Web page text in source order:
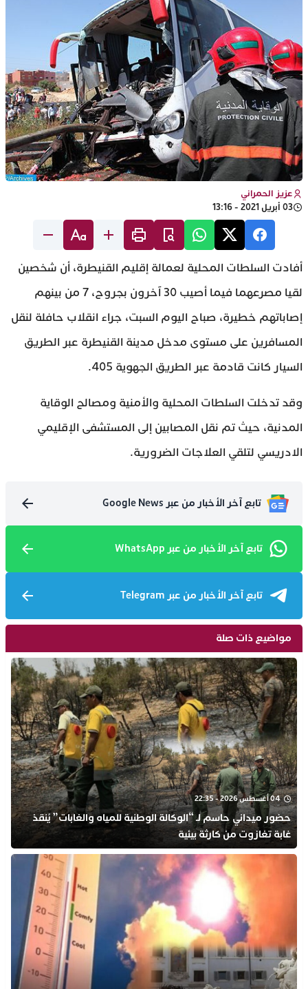
عزيز الحمراني
03 أبريل 2021 - 13:16
أفادت السلطات المحلية لعمالة إقليم القنيطرة، أن شخصين
لقيا مصرعهما فيما أصيب 30 آخرون بجروح، 7 من بينهم
إصاباتهم خطيرة، صباح اليوم السبت، جراء انقلاب حافلة لنقل
المسافرين على مستوى مدخل مدينة القنيطرة عبر الطريق
السيار كانت قادمة عبر الطريق الجهوية 405.
وقد تدخلت السلطات المحلية والأمنية ومصالح الوقاية
المدنية، حيث تم نقل المصابين إلى المستشفى الإقليمي
الادريسي لتلقي العلاجات الضرورية.
تابع آخر الأخبار من عبر Google News
تابع آخر الأخبار من عبر WhatsApp
تابع آخر الأخبار من عبر Telegram
مواضيع ذات صلة
04 أغسطس 2026 - 22:35
​حضور ميداني حاسم لـ “الوكالة الوطنية للمياه والغابات” يُنقذ
غابة تغازوت من كارثة بيئية